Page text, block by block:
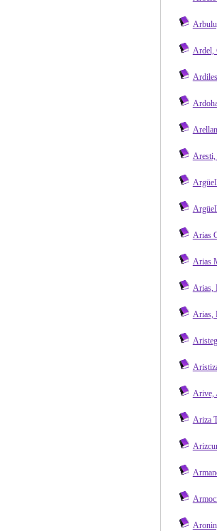
Ardel,
Aresti,
Arias
Arias
Arias,
Arias,
Arive,
Ariza